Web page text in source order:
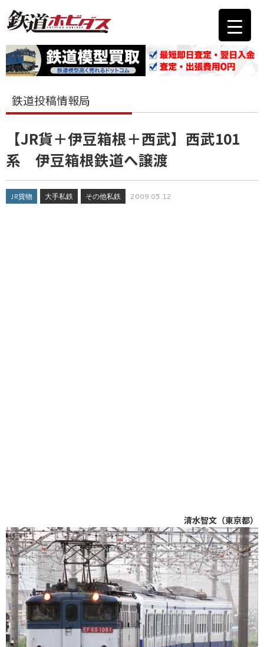
鉄道投稿情報局
【JR貨＋伊豆箱根＋西武】西武101
系 伊豆箱根鉄道へ譲渡
JR貨物 大手私鉄 その他私鉄 2009.05.12
清水智文（東京都）